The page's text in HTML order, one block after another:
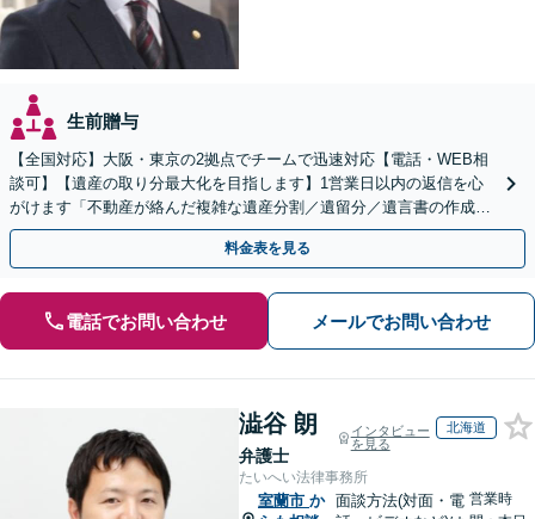
生前贈与
【全国対応】大阪・東京の2拠点でチームで迅速対応【電話・WEB相
談可】【遺産の取り分最大化を目指します】1営業日以内の返信を心
がけます「不動産が絡んだ複雑な遺産分割／遺留分／遺言書の作成・
執行／事業承継など、お任せください」【休日相談あり】
料金表を見る
電話でお問い合わせ メールでお問い合わせ
澁谷 朗
弁護士
インタビュー
を見る
北海道
たいへい法律事務所
室蘭市 か 面談方法(対面・電 営業時